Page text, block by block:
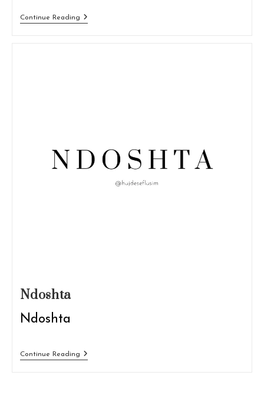
Continue ReadingHapa
Ndoshta
Ndoshta
Continue ReadingNdoshta